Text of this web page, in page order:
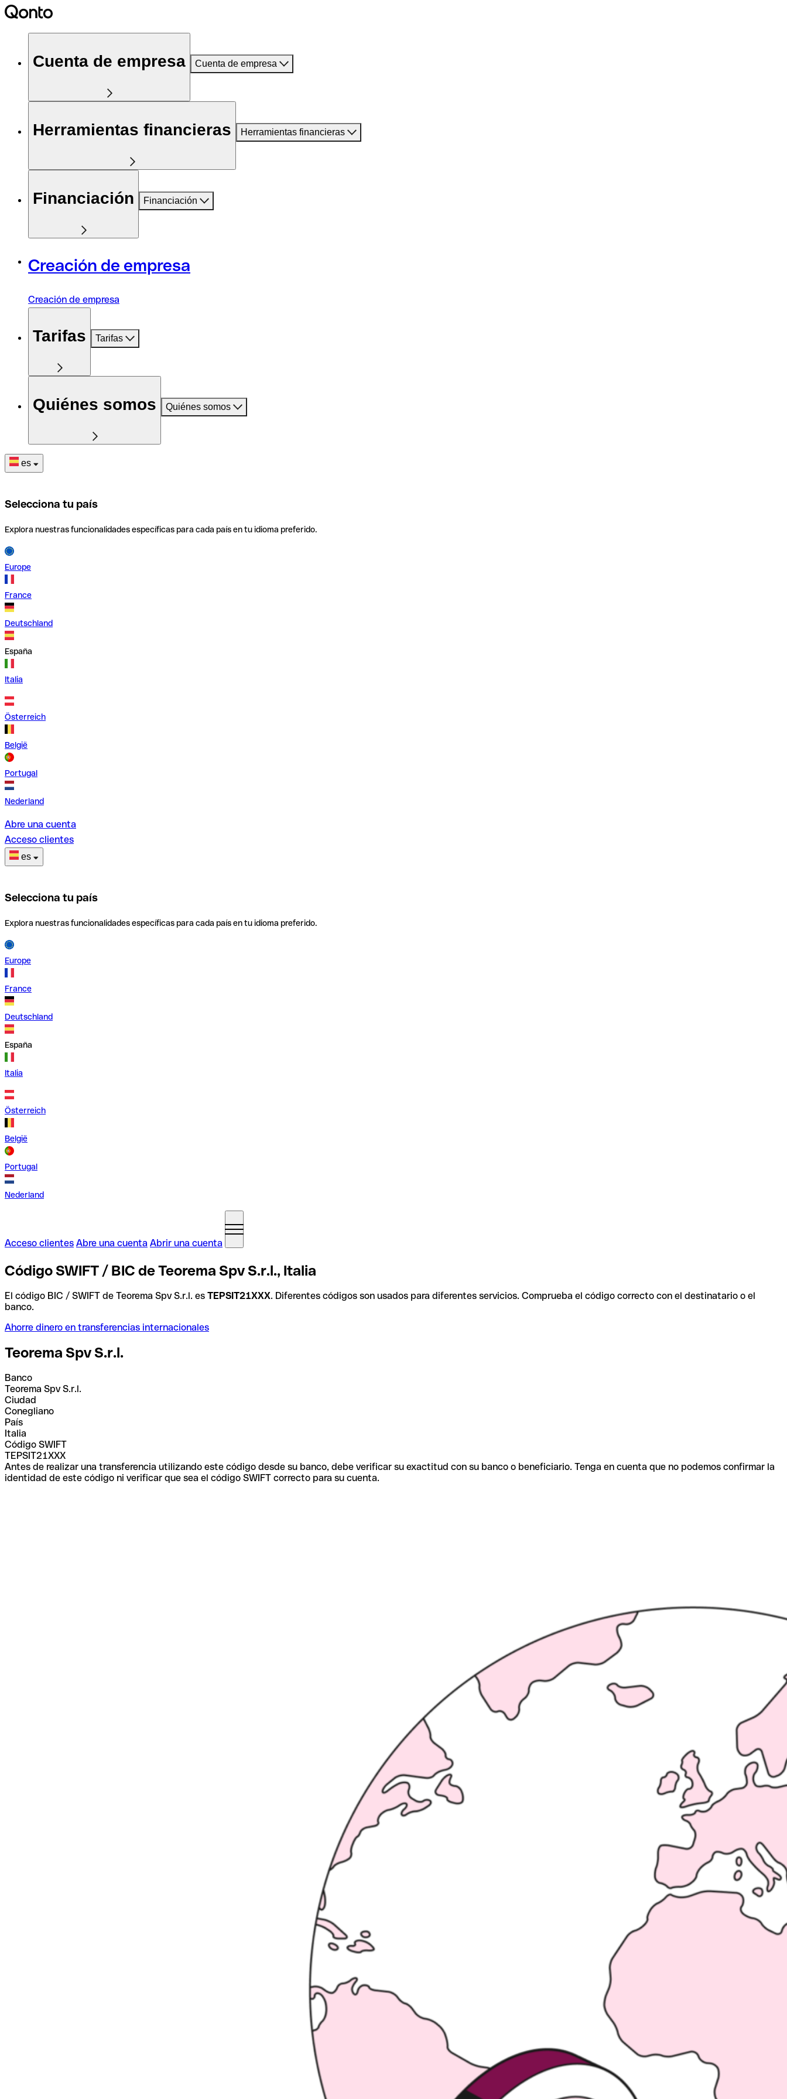
Cuenta de empresa Cuenta de empresa
Herramientas financieras Herramientas financieras
Financiación Financiación
Creación de empresa
Creación de empresa
Tarifas Tarifas
Quiénes somos Quiénes somos
es
Selecciona tu país
Explora nuestras funcionalidades específicas para cada país en tu idioma preferido.
Europe
France
Deutschland
España
Italia
Österreich
België
Portugal
Nederland
Abre una cuenta
Acceso clientes
es
Selecciona tu país
Explora nuestras funcionalidades específicas para cada país en tu idioma preferido.
Europe
France
Deutschland
España
Italia
Österreich
België
Portugal
Nederland
Acceso clientes Abre una cuenta Abrir una cuenta
Código SWIFT / BIC de Teorema Spv S.r.l., Italia
El código BIC / SWIFT de Teorema Spv S.r.l. es TEPSIT21XXX. Diferentes códigos son usados para diferentes servicios. Comprueba el código correcto con el destinatario o el
banco.
Ahorre dinero en transferencias internacionales
Teorema Spv S.r.l.
Banco
Teorema Spv S.r.l.
Ciudad
Conegliano
País
Italia
Código SWIFT
TEPSIT21XXX
Antes de realizar una transferencia utilizando este código desde su banco, debe verificar su exactitud con su banco o beneficiario. Tenga en cuenta que no podemos confirmar la
identidad de este código ni verificar que sea el código SWIFT correcto para su cuenta.